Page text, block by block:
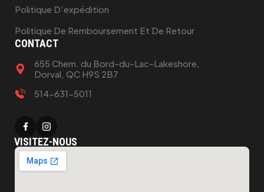
Politique D’expédition
Politique De Remboursement Et De Retour
CONTACT
655 Chem. du Bord-du-Lac-Lakeshore,
Dorval, QC H9S 2B7
514-631-5011
VISITEZ-NOUS